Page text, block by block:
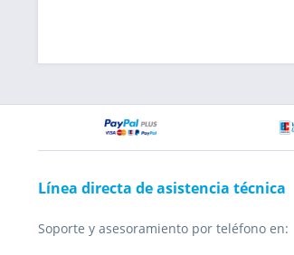
Línea directa de asistencia técnica
Soporte y asesoramiento por teléfono en: